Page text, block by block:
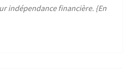
indépendance financière. {En